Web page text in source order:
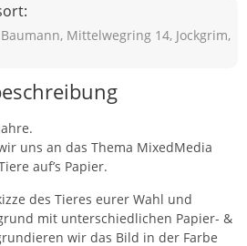
Mittelwegring 14, Jockgrim,
uns an das Thema MixedMedia
auf’s Papier.
des Tieres eurer Wahl und
mit unterschiedlichen Papier- &
wir das Bild in der Farbe